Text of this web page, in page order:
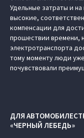
Удельные затраты и
высокие,
компенсации для
прошествии времени,
электротранспорта
тому моменту люди
почувствовали
ДЛЯ
«ЧЕРНЫЙ ЛЕБЕДЬ»